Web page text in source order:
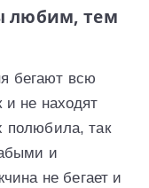
любим, тем
бегают всю
и не находят
полюбила, так
и
не бегает и